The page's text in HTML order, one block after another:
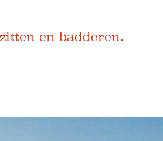
en badderen.